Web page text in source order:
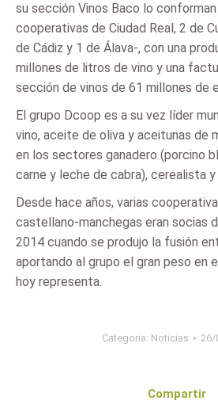
su sección Vinos Baco lo conforman
cooperativas de Ciudad Real, 2 de
de Cádiz y 1 de Álava-, con una
millones de litros de vino y una
sección de vinos de 61 millones de
El grupo Dcoop es a su vez líder
vino, aceite de oliva y aceitunas de
en los sectores ganadero (porcino
carne y leche de cabra), cerealista
Desde hace años, varias
castellano-manchegas eran socias
2014 cuando se produjo la fusión
aportando al grupo el gran peso en
hoy representa.
Categoria: Noticias 26/
Compartir